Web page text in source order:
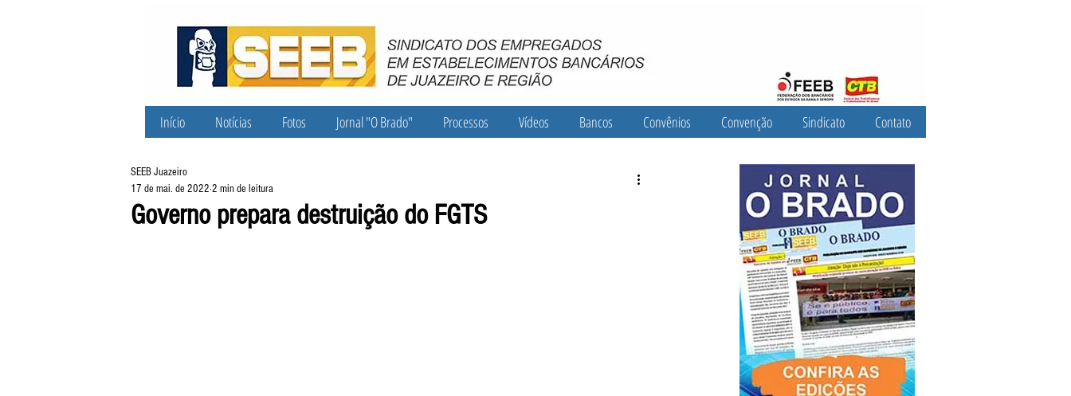
Início Notícias Fotos Jornal "O Brado" Processos Vídeos Bancos Convênios Convenção Sindicato Contato
Governo prepara destruição do FGTS
SEEB Juazeiro
17 de mai. de 2022 2 min de leitura